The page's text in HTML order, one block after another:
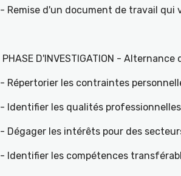
- Remise d'un document de travail qui
PHASE D'INVESTIGATION -
- Répertorier les contraintes
- Identifier les qualités
- Dégager les intérêts pour des
- Identifier les compétences